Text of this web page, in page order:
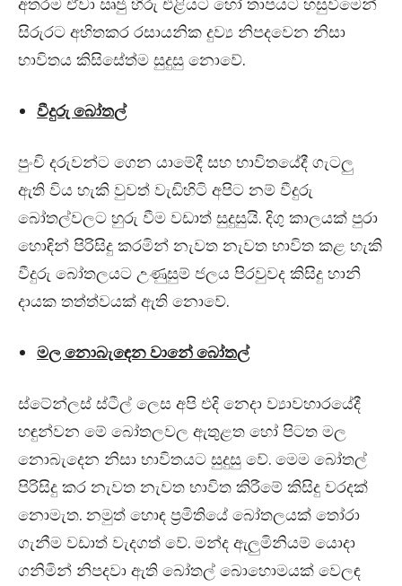
සිරුරට අහිතකර රසායනික දුව්‍ය නිපදවෙන නිසා
භාවිතය කිසිසේත්ම සුදුසු නොවේ.
වීදුරු බෝතල්
පුංචි දරුවන්ට ගෙන යාමේදී සහ භාවිතයේදී ගැටලු
ඇති විය හැකි වුවත් වැඩිහිටි අපිට නම් වීදුරු
බෝතල්වලට හුරු වීම වඩාත් සුදුසුයි. දිගු කාලයක් පුරා
හොඳින් පිරිසිදු කරමින් නැවත නැවත භාවිත කළ හැකි
වීදුරු බෝතලයට උණුසුම් ජලය පිරවුවද කිසිදු හානි
දායක තත්ත්වයක් ඇති නොවේ.
මල නොබැඳෙන වානේ බෝතල්
ස්ටේන්ලස් ස්ටීල් ලෙස අපි එදි නෙදා ව්‍යාවහාරයේදී
හඳුන්වන මේ බෝතලවල ඇතුළත හෝ පිටත මල
නොබැදෙන නිසා භාවිතයට සුදුසු වේ. මෙම බෝතල්
පිරිසිදු කර නැවත නැවත භාවිත කිරීමේ කිසිදු වරදක්
නොමැත. නමුත් හොඳ ප්‍රමිතියේ බෝතලයක් තෝරා
ගැනීම වඩාත් වැදගත් වේ. මන්ද ඇලුමිනියම් යොදා
ගනිමින් නිපදවා ඇති බෝතල් බොහොමයක් වෙලඳ